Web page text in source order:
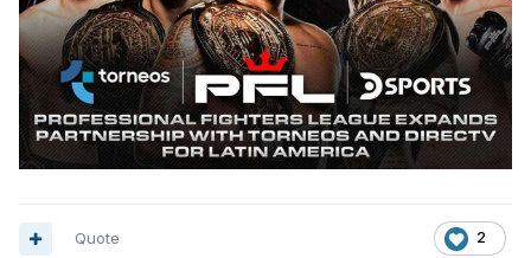
2
Quote